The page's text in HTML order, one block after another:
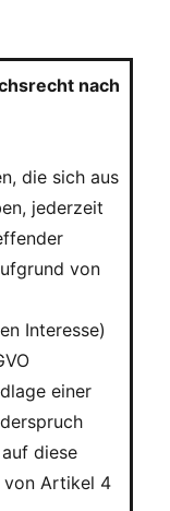
nach
die sich aus
jederzeit
von
Interesse)
einer
diese
von Artikel 4